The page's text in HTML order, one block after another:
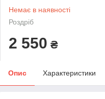
Немає в наявності
Роздріб
2 550 ₴
Опис Характеристики